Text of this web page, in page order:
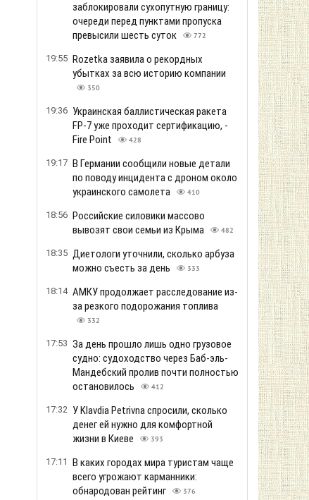
заблокировали сухопутную границу:
очереди перед пунктами пропуска
превысили шесть суток
772
19:55 Rozetka заявила о рекордных
убытках за всю историю компании
350
19:36 Украинская баллистическая ракета
FP-7 уже проходит сертификацию, -
Fire Point
428
19:17 В Германии сообщили новые детали
по поводу инцидента с дроном около
украинского самолета
410
18:56 Российские силовики массово
вывозят свои семьи из Крыма
482
18:35 Диетологи уточнили, сколько арбуза
можно съесть за день
333
18:14 АМКУ продолжает расследование из-
за резкого подорожания топлива
332
17:53 За день прошло лишь одно грузовое
судно: судоходство через Баб-эль-
Мандебский пролив почти полностью
остановилось
412
17:32 У Klavdia Petrivna спросили, сколько
денег ей нужно для комфортной
жизни в Киеве
393
17:11 В каких городах мира туристам чаще
всего угрожают карманники:
обнародован рейтинг
376